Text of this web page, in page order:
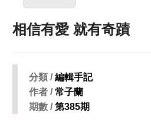
相信有愛 就有奇蹟
分類 /編輯手記
作者 /常子蘭
期數 /第385期